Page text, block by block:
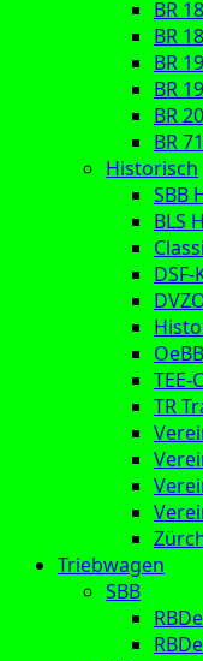
BR
BR
BR
BR
BR
BR
Historisch
SBB
BLS
OeBB
TEE-
TR
Triebwagen
SBB